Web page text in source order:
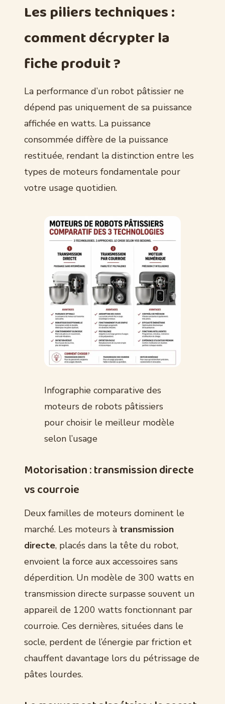
Les piliers techniques :
comment décrypter la
fiche produit ?
La performance d’un robot pâtissier ne
dépend pas uniquement de sa puissance
affichée en watts. La puissance
consommée diffère de la puissance
restituée, rendant la distinction entre les
types de moteurs fondamentale pour
votre usage quotidien.
Infographie comparative des
moteurs de robots pâtissiers
pour choisir le meilleur modèle
selon l’usage
Motorisation : transmission directe
vs courroie
Deux familles de moteurs dominent le
marché. Les moteurs à transmission
directe, placés dans la tête du robot,
envoient la force aux accessoires sans
déperdition. Un modèle de 300 watts en
transmission directe surpasse souvent un
appareil de 1200 watts fonctionnant par
courroie. Ces dernières, situées dans le
socle, perdent de l’énergie par friction et
chauffent davantage lors du pétrissage de
pâtes lourdes.